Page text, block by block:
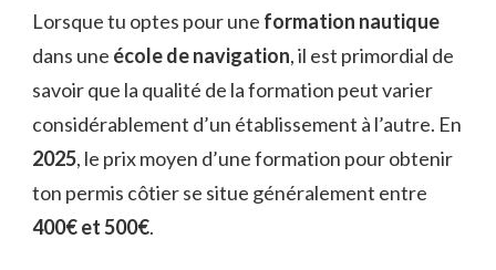
Lorsque tu optes pour une formation nautique
dans une école de navigation, il est primordial de
savoir que la qualité de la formation peut varier
considérablement d’un établissement à l’autre. En
2025, le prix moyen d’une formation pour obtenir
ton permis côtier se situe généralement entre
400€ et 500€.